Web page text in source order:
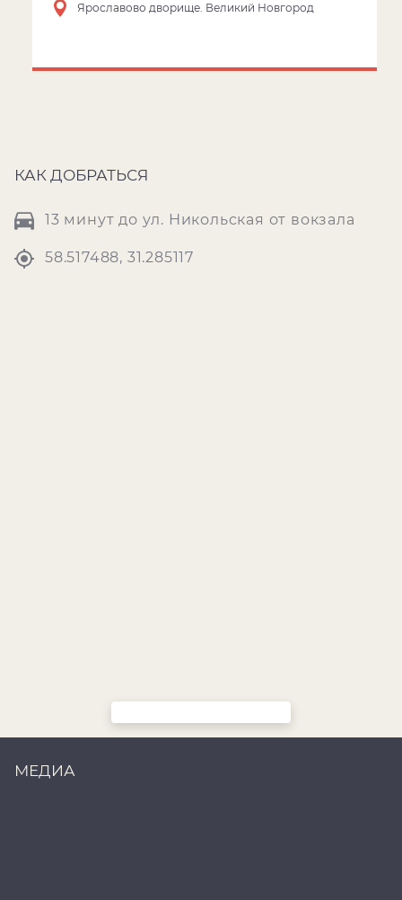
Ярославово дворище. Великий Новгород
КАК ДОБРАТЬСЯ
13 минут до ул. Никольская от вокзала
58.517488, 31.285117
МЕДИА